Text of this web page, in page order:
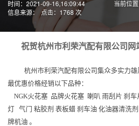
当前位置
时间：2021-09-16,16:09:44
信息来源： 点击：1768 次
祝贺杭州市利荣汽配有限公司网
杭州市利荣汽配有限公司集众多实力雄
最优惠价格经销以下品种：
NGK火花塞 品牌火花塞 喇叭 雨刮片 刹
灯 气门 粘胶剂 表板蜡 刹车油 化油器清洗
牌机油 。